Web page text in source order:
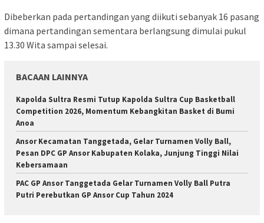
Dibeberkan pada pertandingan yang diikuti sebanyak 16 pasang
dimana pertandingan sementara berlangsung dimulai pukul
13.30 Wita sampai selesai.
BACAAN LAINNYA
Kapolda Sultra Resmi Tutup Kapolda Sultra Cup Basketball
Competition 2026, Momentum Kebangkitan Basket di Bumi
Anoa
Ansor Kecamatan Tanggetada, Gelar Turnamen Volly Ball,
Pesan DPC GP Ansor Kabupaten Kolaka, Junjung Tinggi Nilai
Kebersamaan
PAC GP Ansor Tanggetada Gelar Turnamen Volly Ball Putra
Putri Perebutkan GP Ansor Cup Tahun 2024